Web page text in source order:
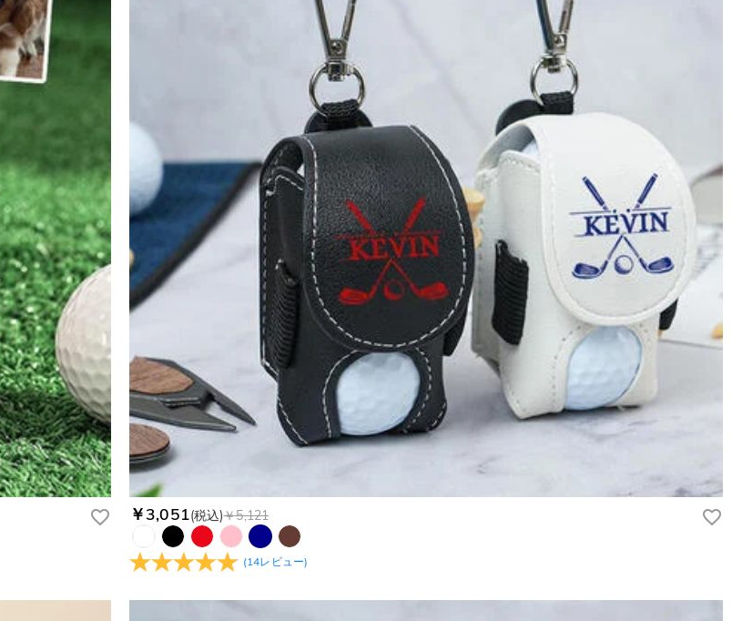
マーサポート【Eメール：service@drawelry.jp】までご連絡ください。ご連絡頂く時に注文番号もお送りください。
惑メールフォルダに移動されている。解決策：迷惑メールフォルダに届いているDrawelryからのメールを迷惑メールでな
ールフィルターの設定を変更してください。原因②通信状態などによりメールの到着が遅れている。解決策：数時間たって
ールアドレスからお名前とご住所を記載したメールを service@drawelry.jp へ送信してください。原因③メールアドレス
へ送信してください。
からお選びいただけます。
は当社のサーバーに一切保存されません。Paypal又はクレジットカート発行会社によって処理されます。
シーを定めています。お客様に安心かつ安全にご利用いただけるよう最善の注意を払い、個人情報を厳重に取り扱ってい
￥3,051(税込)￥5,121
(14レビュー)